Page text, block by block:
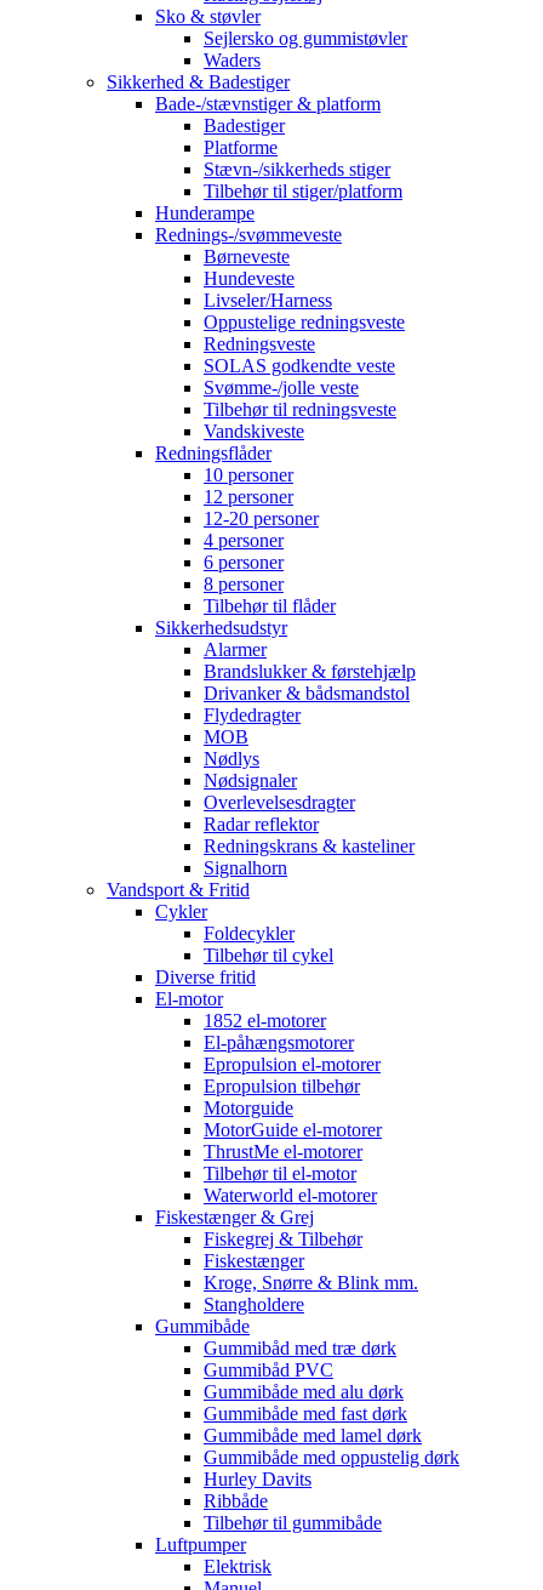
Sko & støvler
Sejlersko og gummistøvler
Waders
Sikkerhed & Badestiger
Bade-/stævnstiger & platform
Badestiger
Platforme
Stævn-/sikkerheds stiger
Tilbehør til stiger/platform
Hunderampe
Rednings-/svømmeveste
Børneveste
Hundeveste
Livseler/Harness
Oppustelige redningsveste
Redningsveste
SOLAS godkendte veste
Svømme-/jolle veste
Tilbehør til redningsveste
Vandskiveste
Redningsflåder
10 personer
12 personer
12-20 personer
4 personer
6 personer
8 personer
Tilbehør til flåder
Sikkerhedsudstyr
Alarmer
Brandslukker & førstehjælp
Drivanker & bådsmandstol
Flydedragter
MOB
Nødlys
Nødsignaler
Overlevelsesdragter
Radar reflektor
Redningskrans & kasteliner
Signalhorn
Vandsport & Fritid
Cykler
Foldecykler
Tilbehør til cykel
Diverse fritid
El-motor
1852 el-motorer
El-påhængsmotorer
Epropulsion el-motorer
Epropulsion tilbehør
Motorguide
MotorGuide el-motorer
ThrustMe el-motorer
Tilbehør til el-motor
Waterworld el-motorer
Fiskestænger & Grej
Fiskegrej & Tilbehør
Fiskestænger
Kroge, Snørre & Blink mm.
Stangholdere
Gummibåde
Gummibåd med træ dørk
Gummibåd PVC
Gummibåde med alu dørk
Gummibåde med fast dørk
Gummibåde med lamel dørk
Gummibåde med oppustelig dørk
Hurley Davits
Ribbåde
Tilbehør til gummibåde
Luftpumper
Elektrisk